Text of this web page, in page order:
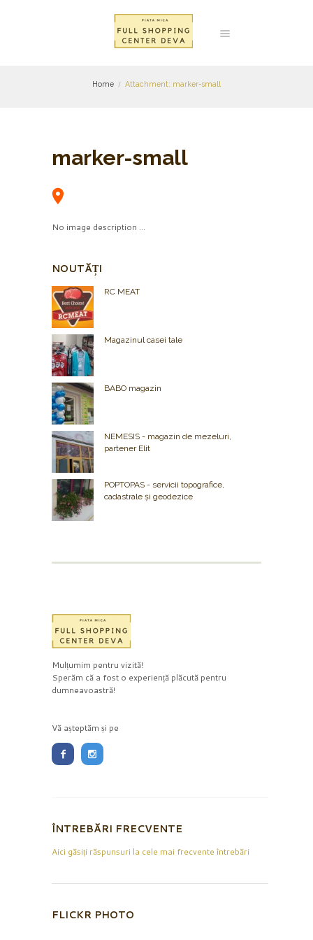
Home Attachment: marker-small
marker-small
No image description ...
NOUTĂȚI
RC MEAT
Magazinul casei tale
BABO magazin
NEMESIS - magazin de mezeluri,
partener Elit
POPTOPAS - servicii topografice,
cadastrale și geodezice
Mulțumim pentru vizită!
Sperăm că a fost o experiență plăcută pentru
dumneavoastră!
Vă așteptăm și pe
ÎNTREBĂRI FRECVENTE
Aici găsiți răspunsuri la cele mai frecvente întrebări
FLICKR PHOTO